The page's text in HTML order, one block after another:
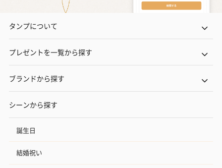
タンプについて
プレゼントを一覧から探す
ブランドから探す
シーンから探す
誕生日
結婚祝い